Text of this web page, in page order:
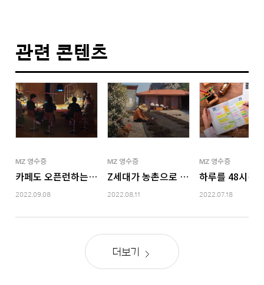
관련 콘텐츠
MZ 영수증
카페도 오픈런하는 Z세대 근황
2022.09.08
MZ 영수증
Z세대가 농촌으로 떠나는 이유
2022.08.11
MZ 영수증
하루를 48시간
2022.07.18
더보기